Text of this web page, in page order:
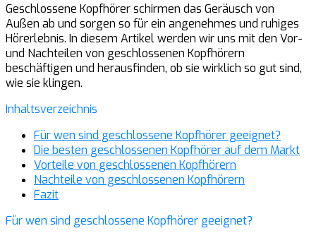
Geschlossene Kopfhörer schirmen das Geräusch von
Außen ab und sorgen so für ein angenehmes und ruhiges
Hörerlebnis. In diesem Artikel werden wir uns mit den Vor-
und Nachteilen von geschlossenen Kopfhörern
beschäftigen und herausfinden, ob sie wirklich so gut sind,
wie sie klingen.
Inhaltsverzeichnis
Für wen sind geschlossene Kopfhörer geeignet?
Die besten geschlossenen Kopfhörer auf dem Markt
Vorteile von geschlossenen Kopfhörern
Nachteile von geschlossenen Kopfhörern
Fazit
Für wen sind geschlossene Kopfhörer geeignet?